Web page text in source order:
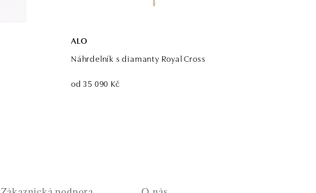
ALO
Náhrdelník s diamanty Royal Cross
od 35 090 Kč